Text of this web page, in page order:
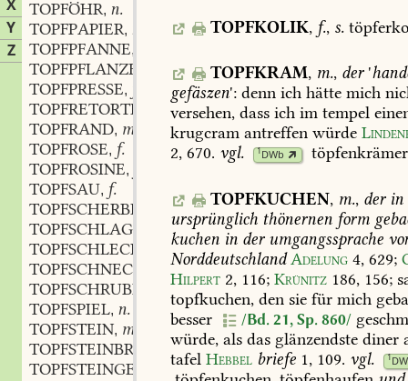
X
Y
Z
TOPFÖHR, n.
TOPFPAPIER, n.
TOPFPFANNE,
TOPFPFLANZE
TOPFPRESSE,
TOPFRETORTE
TOPFRAND, m.
TOPFROSE, f.
TOPFROSINE,
TOPFSAU, f.
TOPFSCHERBE
TOPFSCHLAGEN
n.
TOPFSCHLECKER
m.
TOPFSCHNECKE
TOPFSCHRUBBER
m.
TOPFSPIEL, n.
TOPFSTEIN, m.
TOPFSTEINBRUCH
,m.
TOPFSTEINGEBIRGE,m.
TOPFKOLIK, f., s.
TOPFKRAM, m., der'
gefäszen': denn ich hätte mich
versehen, dass ich im tempel
krugcram antreffen würde
2, 670. vgl. 1DWb töpfenkrämer
TOPFKUCHEN, m., derin
ursprünglich thönernen form
kuchen in derumgangssprache
Norddeutschland Adelung 4, 629;
Hilpert 2, 116; Krünitz 186, 156;
topfkuchen, den sie für mich
besser
/Bd. 21, Sp. 860/
würde, als das glänzendste diner
tafel Hebbel briefe 1, 109. vgl. 1